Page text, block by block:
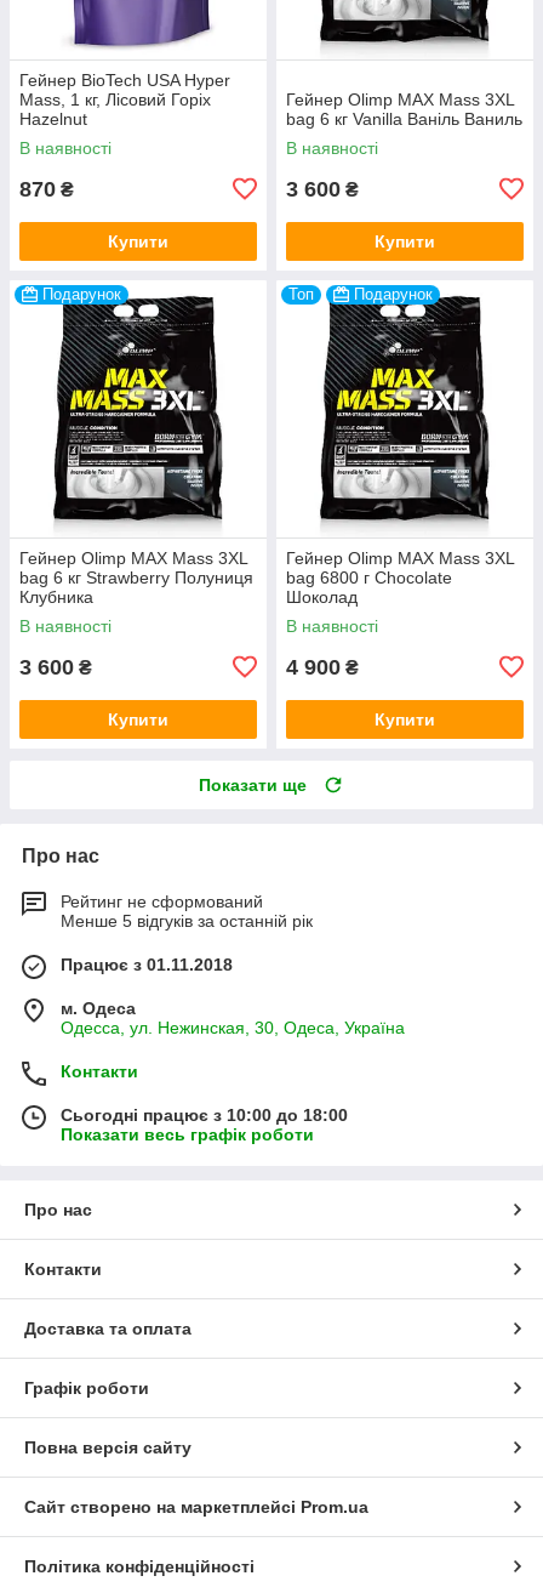
Гейнер BioTech USA Hyper
Mass, 1 кг, Лісовий Горіх
Hazelnut
В наявності
870 ₴
Купити
Гейнер Olimp MAX Mass 3XL
bag 6 кг Vanilla Ваніль Ваниль
В наявності
3 600 ₴
Купити
Подарунок
Гейнер Olimp MAX Mass 3XL
bag 6 кг Strawberry Полуниця
Клубника
В наявності
3 600 ₴
Купити
Топ Подарунок
Гейнер Olimp MAX Mass 3XL
bag 6800 г Chocolate
Шоколад
В наявності
4 900 ₴
Купити
Показати ще
Про нас
Рейтинг не сформований
Менше 5 відгуків за останній рік
Працює з 01.11.2018
м. Одеса
Одесса, ул. Нежинская, 30, Одеса, Україна
Контакти
Сьогодні працює з 10:00 до 18:00
Показати весь графік роботи
Про нас
Контакти
Доставка та оплата
Графік роботи
Повна версія сайту
Сайт створено на маркетплейсі Prom.ua
Політика конфіденційності